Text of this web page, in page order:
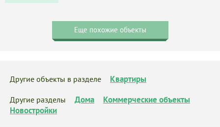
Еще похожие объекты
Другие объекты в разделе Квартиры
Другие разделы Дома
Коммерческие объекты
Новостройки